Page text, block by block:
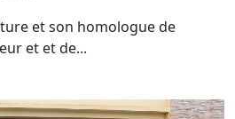
et son homologue de
et et de...